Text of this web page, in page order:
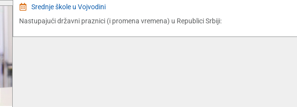
Srednje škole u Vojvodini
Nastupajući državni praznici (i promena vremena) u Republici Srbiji: